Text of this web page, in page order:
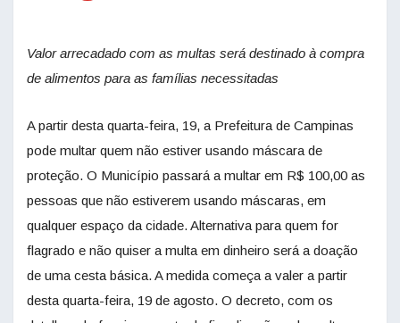
Valor arrecadado com as multas será destinado à compra
de alimentos para as famílias necessitadas
A partir desta quarta-feira, 19, a Prefeitura de Campinas
pode multar quem não estiver usando máscara de
proteção. O Município passará a multar em R$ 100,00 as
pessoas que não estiverem usando máscaras, em
qualquer espaço da cidade. Alternativa para quem for
flagrado e não quiser a multa em dinheiro será a doação
de uma cesta básica. A medida começa a valer a partir
desta quarta-feira, 19 de agosto. O decreto, com os